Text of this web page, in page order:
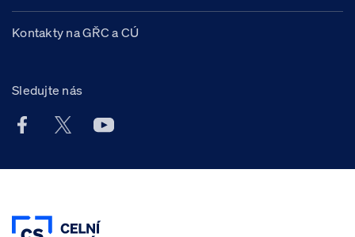
Kontakty na GŘC a CÚ
Sledujte nás
Facebook účet Celní správy ČR
X účet Celní správy ČR
Youtube účet Celní správy ČR